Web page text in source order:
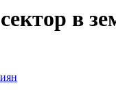
в